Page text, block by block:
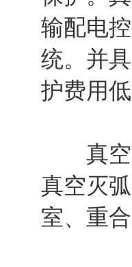
输配电
统。并
护费用
真空灭
真空灭
室、重